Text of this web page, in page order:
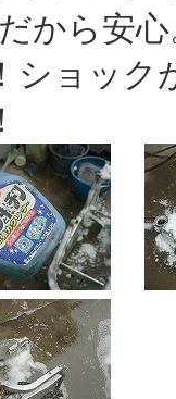
から安
ショック